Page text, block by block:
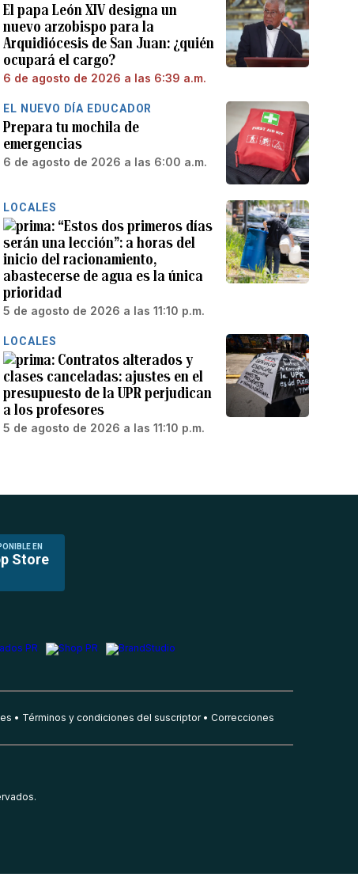
El papa León XIV designa un
nuevo arzobispo para la
Arquidiócesis de San Juan: ¿quién
ocupará el cargo?
6 de agosto de 2026 a las 6:39 a.m.
EL NUEVO DÍA EDUCADOR
Prepara tu mochila de
emergencias
6 de agosto de 2026 a las 6:00 a.m.
LOCALES
“Estos dos primeros días
serán una lección”: a horas del
inicio del racionamiento,
abastecerse de agua es la única
prioridad
5 de agosto de 2026 a las 11:10 p.m.
LOCALES
Contratos alterados y
clases canceladas: ajustes en el
presupuesto de la UPR perjudican
a los profesores
5 de agosto de 2026 a las 11:10 p.m.
EN
Store
Términos y condiciones del suscriptor Correcciones